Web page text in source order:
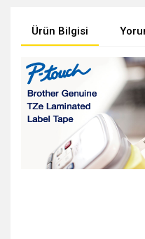
Ürün Bilgisi